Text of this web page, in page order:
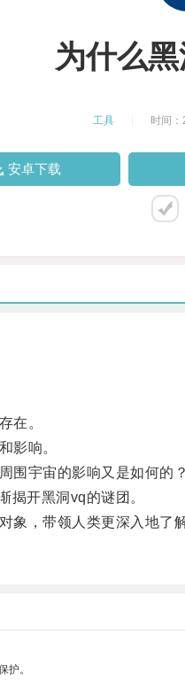
为什么
工具 时间
安卓下载
在。
影响。
宇宙的影响又是如何的
开黑洞vq的谜团。
，带领人类更深入地了解
护。